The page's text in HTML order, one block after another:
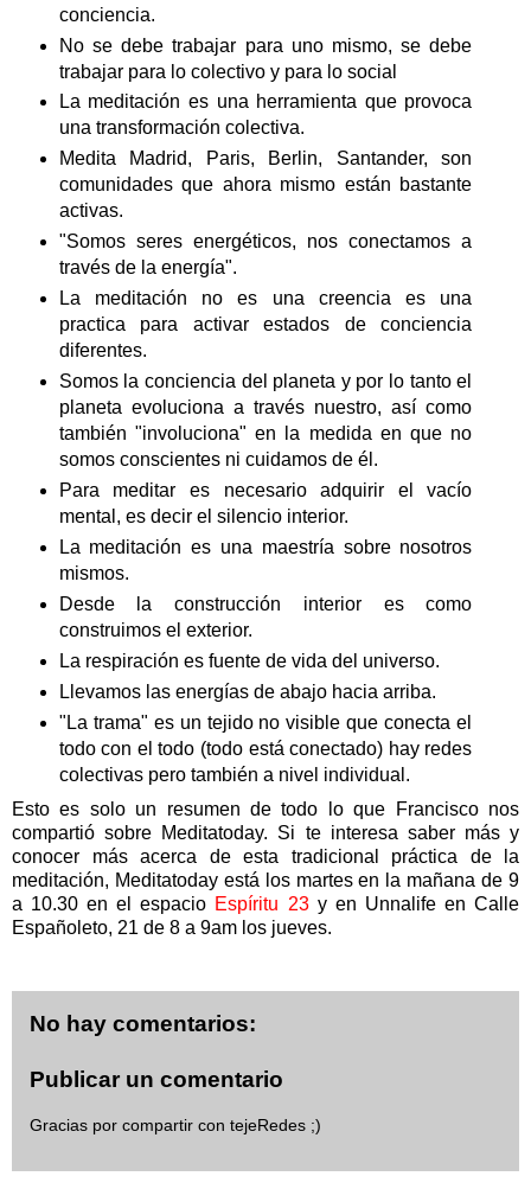
conciencia.
No se debe trabajar para uno mismo, se debe
trabajar para lo colectivo y para lo social
La meditación es una herramienta que provoca
una transformación colectiva.
Medita Madrid, Paris, Berlin, Santander, son
comunidades que ahora mismo están bastante
activas.
"Somos seres energéticos, nos conectamos a
través de la energía".
La meditación no es una creencia es una
practica para activar estados de conciencia
diferentes.
Somos la conciencia del planeta y por lo tanto el
planeta evoluciona a través nuestro, así como
también "involuciona" en la medida en que no
somos conscientes ni cuidamos de él.
Para meditar es necesario adquirir el vacío
mental, es decir el silencio interior.
La meditación es una maestría sobre nosotros
mismos.
Desde la construcción interior es como
construimos el exterior.
La respiración es fuente de vida del universo.
Llevamos las energías de abajo hacia arriba.
"La trama" es un tejido no visible que conecta el
todo con el todo (todo está conectado) hay redes
colectivas pero también a nivel individual.
Esto es solo un resumen de todo lo que Francisco nos
compartió sobre Meditatoday. Si te interesa saber más y
conocer más acerca de esta tradicional práctica de la
meditación, Meditatoday está los martes en la mañana de 9
a 10.30 en el espacio Espíritu 23y en Unnalife en Calle
Españoleto, 21 de 8 a 9am los jueves.
No hay comentarios:
Publicar un comentario
Gracias por compartir con tejeRedes ;)